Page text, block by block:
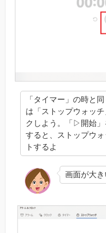
「タイマー」の時と
は「ストップウォッ
クしよう。「▷開始」
すると、ストップウ
トするよ
画面が大